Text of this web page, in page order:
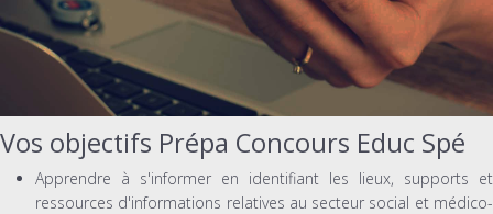
Vos objectifs Prépa Concours Educ Spé
Apprendre à s'informer en identifiant les lieux, supports et
ressources d'informations relatives au secteur social et médico-